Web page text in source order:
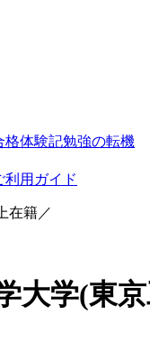
格体験記勉強の転機
利用ガイド
在籍／
大学(東